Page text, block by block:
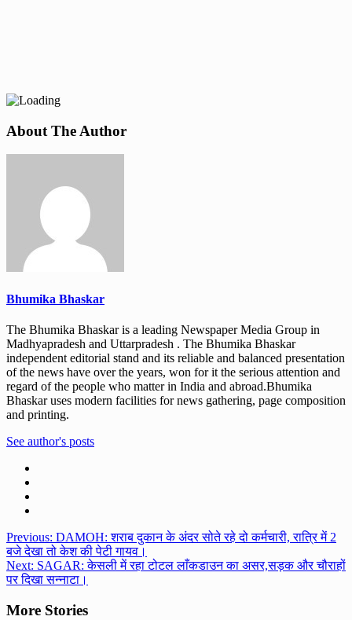
About The Author
Bhumika Bhaskar
The Bhumika Bhaskar is a leading Newspaper Media Group in
Madhyapradesh and Uttarpradesh . The Bhumika Bhaskar
independent editorial stand and its reliable and balanced presentation
of the news have over the years, won for it the serious attention and
regard of the people who matter in India and abroad.Bhumika
Bhaskar uses modern facilities for news gathering, page composition
and printing.
See author's posts
Post
navigation
Previous: DAMOH: शराब दुकान के अंदर सोते रहे दो कर्मचारी, रात्रि में 2
बजे देखा तो केश की पेटी गायव।
Next: SAGAR: केसली में रहा टोटल लाँकडाउन का असर,सड़क और चौराहों
पर दिखा सन्नाटा।
More Stories